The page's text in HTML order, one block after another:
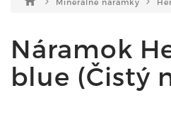
Minerálne náramky
Náramok
blue (Čistý